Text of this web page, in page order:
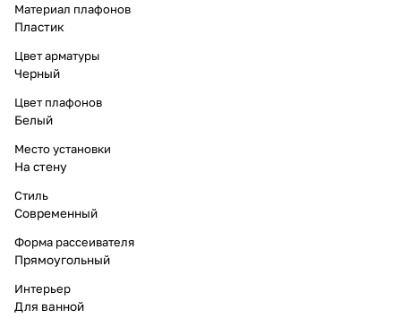
Материал плафонов
Пластик
Цвет арматуры
Черный
Цвет плафонов
Белый
Место установки
На стену
Стиль
Современный
Форма рассеивателя
Прямоугольный
Интерьер
Для ванной